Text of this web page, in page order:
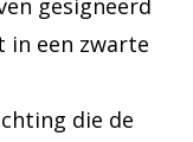
gesigneerd
in een zwarte
die de